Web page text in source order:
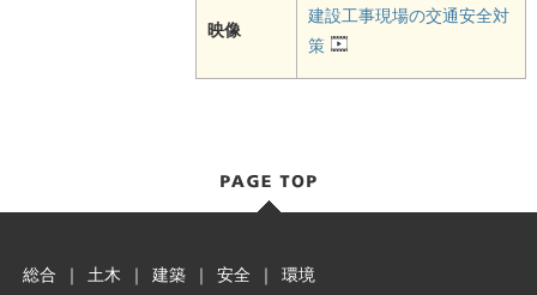
映像
建設工事現場の交通安全対
策
総合 ｜ 土木 ｜ 建築 ｜ 安全 ｜ 環境